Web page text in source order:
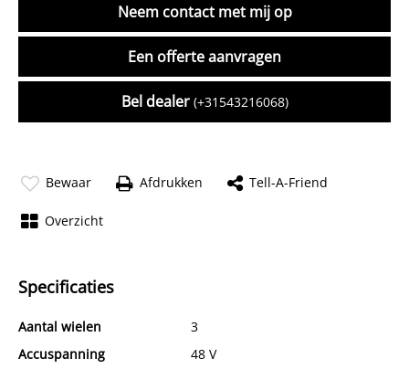
Neem contact met mij op
Een offerte aanvragen
Bel dealer (+31543216068)
Bewaar Afdrukken Tell-A-Friend
Overzicht
Specificaties
Aantal wielen
3
Accuspanning
48 V